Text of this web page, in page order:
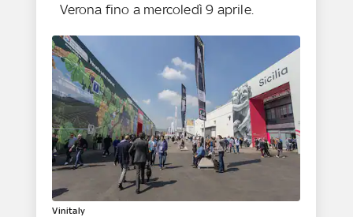
Verona fino a mercoledì 9 aprile.
Vinitaly